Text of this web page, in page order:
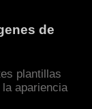
de
plantillas
apariencia